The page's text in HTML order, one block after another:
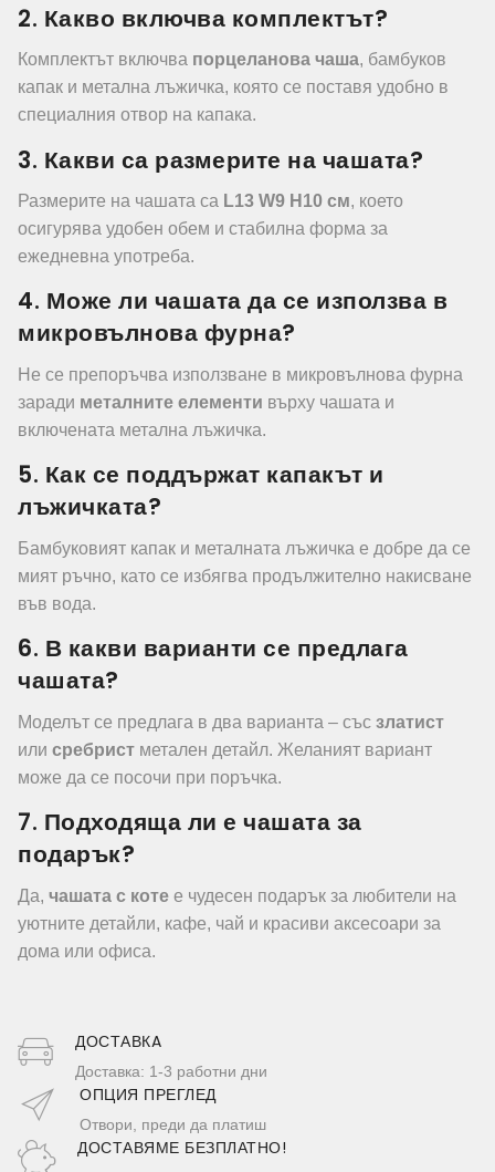
2. Какво включва комплектът?
Комплектът включва порцеланова чаша, бамбуков
капак и метална лъжичка, която се поставя удобно в
специалния отвор на капака.
3. Какви са размерите на чашата?
Размерите на чашата са L13 W9 H10 см, което
осигурява удобен обем и стабилна форма за
ежедневна употреба.
4. Може ли чашата да се използва в
микровълнова фурна?
Не се препоръчва използване в микровълнова фурна
заради металните елементи върху чашата и
включената метална лъжичка.
5. Как се поддържат капакът и
лъжичката?
Бамбуковият капак и металната лъжичка е добре да се
мият ръчно, като се избягва продължително накисване
във вода.
6. В какви варианти се предлага
чашата?
Моделът се предлага в два варианта – със златист
или сребрист метален детайл. Желаният вариант
може да се посочи при поръчка.
7. Подходяща ли е чашата за
подарък?
Да, чашата с коте е чудесен подарък за любители на
уютните детайли, кафе, чай и красиви аксесоари за
дома или офиса.
ДОСТАВКA
Доставка: 1-3 работни дни
ОПЦИЯ ПРЕГЛЕД
Отвори, преди да платиш
ДОСТАВЯМЕ БЕЗПЛАТНО!